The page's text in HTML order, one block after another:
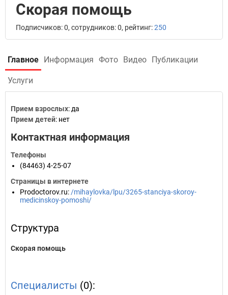
Скорая помощь
Подписчиков: 0, сотрудников: 0, рейтинг:250
Главное Информация Фото Видео Публикации
Услуги
Прием взрослых: да
Прием детей: нет
Контактная информация
Телефоны
(84463) 4-25-07
Страницы в интернете
Prodoctorov.ru: /mihaylovka/lpu/3265-stanciya-skoroy-
medicinskoy-pomoshi/
Структура
Скорая помощь
Специалисты (0):